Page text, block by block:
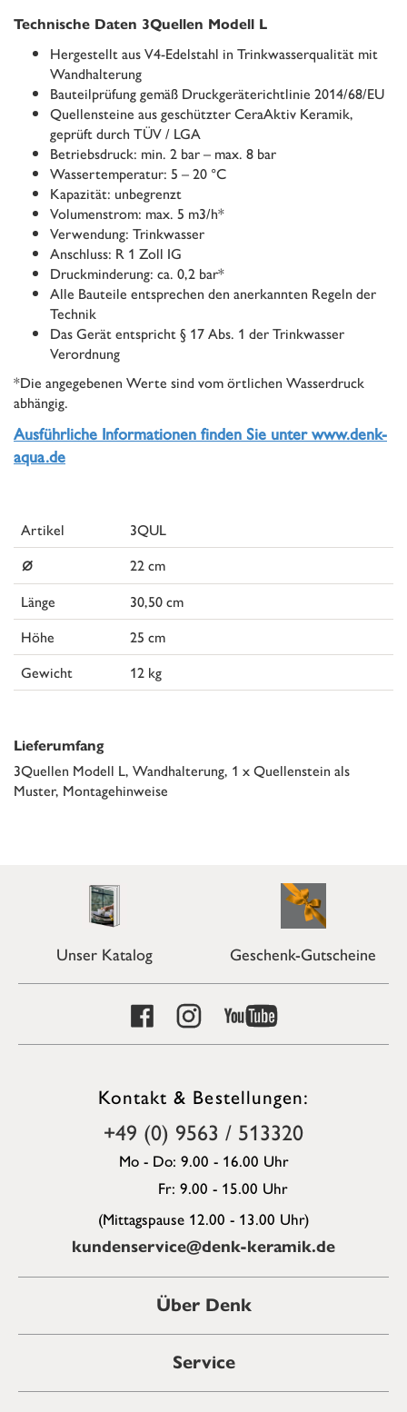
Technische Daten 3Quellen Modell L
Hergestellt aus V4-Edelstahl in Trinkwasserqualität mit
Wandhalterung
Bauteilprüfung gemäß Druckgeräterichtlinie 2014/68/EU
Quellensteine aus geschützter CeraAktiv Keramik,
geprüft durch TÜV / LGA
Betriebsdruck: min. 2 bar – max. 8 bar
Wassertemperatur: 5 – 20 °C
Kapazität: unbegrenzt
Volumenstrom: max. 5 m3/h*
Verwendung: Trinkwasser
Anschluss: R 1 Zoll IG
Druckminderung: ca. 0,2 bar*
Alle Bauteile entsprechen den anerkannten Regeln der
Technik
Das Gerät entspricht § 17 Abs. 1 der Trinkwasser
Verordnung
*Die angegebenen Werte sind vom örtlichen Wasserdruck
abhängig.
Ausführliche Informationen finden Sie unter www.denk-
aqua.de
Artikel 3QUL
⌀
22 cm
Länge
30,50 cm
Höhe
25 cm
Gewicht
12 kg
Lieferumfang
3Quellen Modell L, Wandhalterung, 1 x Quellenstein als
Muster, Montagehinweise
Unser Katalog Geschenk-Gutscheine
Kontakt & Bestellungen:
+49 (0) 9563 / 513320
Mo - Do: 9.00 - 16.00 Uhr
Fr: 9.00 - 15.00 Uhr
(Mittagspause 12.00 - 13.00 Uhr)
kundenservice@denk-keramik.de
Über Denk
Service